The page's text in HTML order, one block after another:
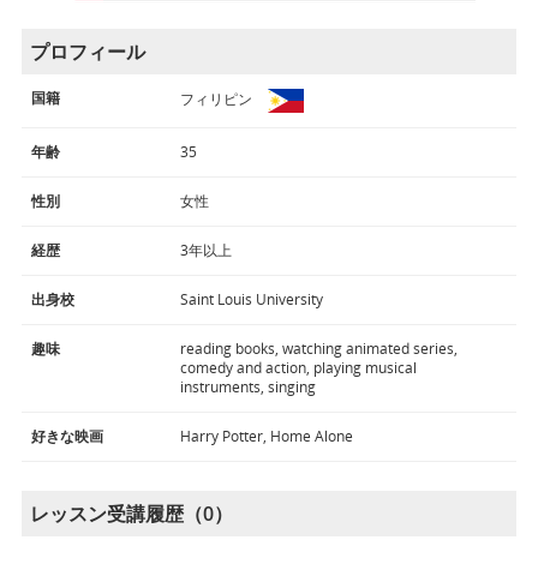
プロフィール
国籍 フィリピン
年齢 35
性別 女性
経歴 3年以上
出身校 Saint Louis University
趣味
reading books, watching animated series,
comedy and action, playing musical
instruments, singing
好きな映画 Harry Potter, Home Alone
レッスン受講履歴（0）